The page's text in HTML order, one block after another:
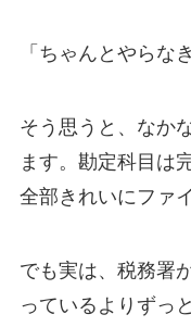
「ちゃんとやらな
そう思うと、なか
ます。勘定科目は
全部きれいにファ
でも実は、税務署
っているよりずっ